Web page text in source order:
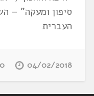
סיפון ומעקה" –
העברית
04/02/2018
0